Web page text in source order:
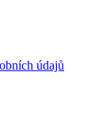
údajů